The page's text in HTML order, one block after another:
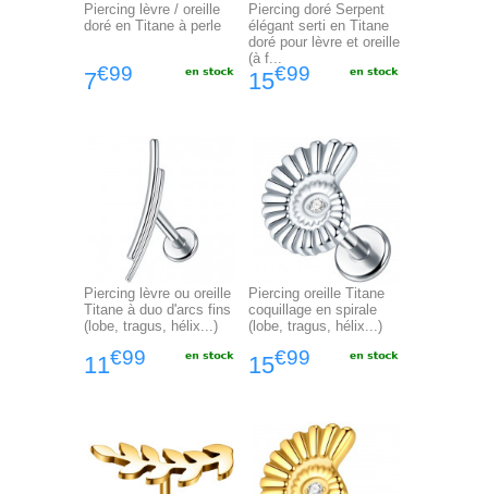
Piercing lèvre / oreille
doré en Titane à perle
7€99
Piercing doré Serpent
élégant serti en Titane
doré pour lèvre et oreille
(à f...
15€99
Piercing lèvre ou oreille
Titane à duo d'arcs fins
(lobe, tragus, hélix...)
11€99
Piercing oreille Titane
coquillage en spirale
(lobe, tragus, hélix...)
15€99